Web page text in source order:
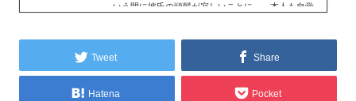
いう間に彼氏の頭髪が寂しいことに…。本人も自覚
Tweet Share
Hatena Pocket